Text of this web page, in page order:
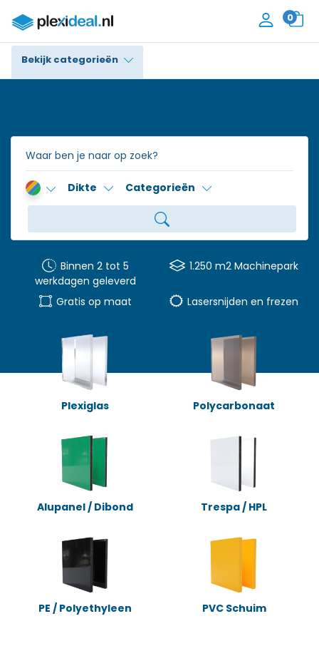
0
Bekijk categorieën
Trespa® / HPL
Alupanel / Dibond®
Accessoires
Dikte Categorieën
Binnen 2 tot 5
werkdagen geleverd
1.250 m2 Machinepark
Gratis op maat Lasersnijden en frezen
Plexiglas Polycarbonaat
Alupanel / Dibond Trespa / HPL
PE / Polyethyleen PVC Schuim